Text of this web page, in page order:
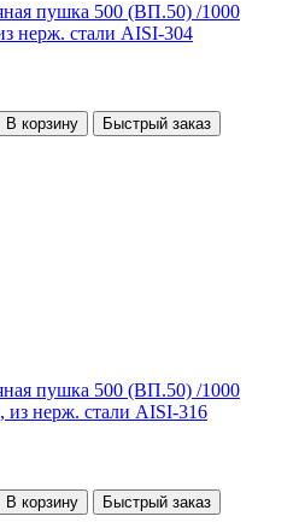
пушка 500 (ВП.50) /1000
нерж. стали AISI-304
В корзину Быстрый заказ
пушка 500 (ВП.50) /1000
нерж. стали AISI-316
В корзину
Быстрый заказ